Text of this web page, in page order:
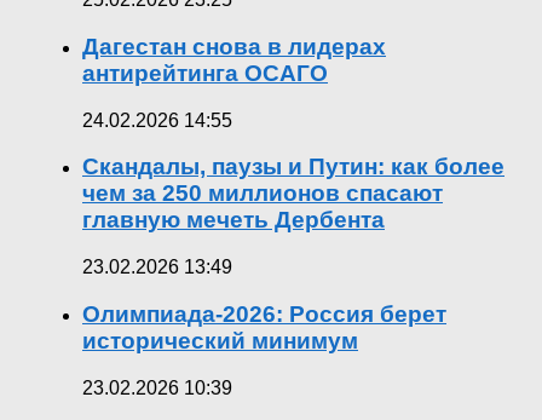
Дагестан снова в лидерах
антирейтинга ОСАГО
24.02.2026 14:55
Скандалы, паузы и Путин: как более
чем за 250 миллионов спасают
главную мечеть Дербента
23.02.2026 13:49
Олимпиада-2026: Россия берет
исторический минимум
23.02.2026 10:39